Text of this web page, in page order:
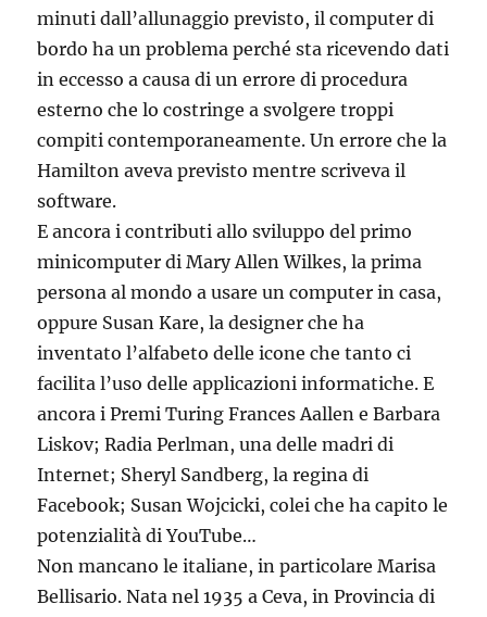
minuti dall’allunaggio previsto, il computer di
bordo ha un problema perché sta ricevendo dati
in eccesso a causa di un errore di procedura
esterno che lo costringe a svolgere troppi
compiti contemporaneamente. Un errore che la
Hamilton aveva previsto mentre scriveva il
software.
E ancora i contributi allo sviluppo del primo
minicomputer di Mary Allen Wilkes, la prima
persona al mondo a usare un computer in casa,
oppure Susan Kare, la designer che ha
inventato l’alfabeto delle icone che tanto ci
facilita l’uso delle applicazioni informatiche. E
ancora i Premi Turing Frances Aallen e Barbara
Liskov; Radia Perlman, una delle madri di
Internet; Sheryl Sandberg, la regina di
Facebook; Susan Wojcicki, colei che ha capito le
potenzialità di YouTube…
Non mancano le italiane, in particolare Marisa
Bellisario. Nata nel 1935 a Ceva, in Provincia di